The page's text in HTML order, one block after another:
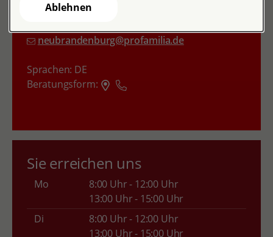
0395 77 82 62 82
neubrandenburg@profamilia.de
Sprachen: DE
Beratungsform:
Sie erreichen uns
Mo
8:00 Uhr - 12:00 Uhr
13:00 Uhr - 15:00 Uhr
Di
8:00 Uhr - 12:00 Uhr
13:00 Uhr - 15:00 Uhr
Ablehnen